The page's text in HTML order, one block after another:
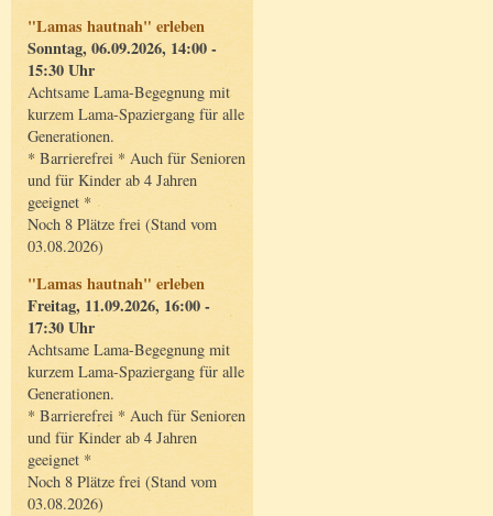
"Lamas hautnah" erleben
Sonntag, 06.09.2026, 14:00 -
15:30 Uhr
Achtsame Lama-Begegnung mit
kurzem Lama-Spaziergang für alle
Generationen.
* Barrierefrei * Auch für Senioren
und für Kinder ab 4 Jahren
geeignet *
Noch 8 Plätze frei (Stand vom
03.08.2026)
"Lamas hautnah" erleben
Freitag, 11.09.2026, 16:00 -
17:30 Uhr
Achtsame Lama-Begegnung mit
kurzem Lama-Spaziergang für alle
Generationen.
* Barrierefrei * Auch für Senioren
und für Kinder ab 4 Jahren
geeignet *
Noch 8 Plätze frei (Stand vom
03.08.2026)